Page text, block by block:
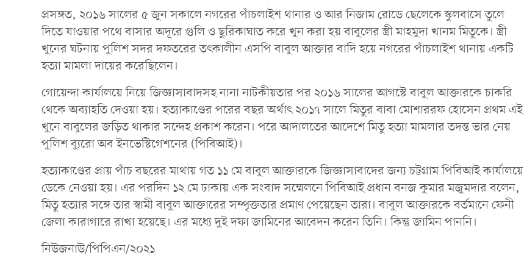
প্রসঙ্গত, ২০১৬ সালের ৫ জুন সকালে নগরের পাঁচলাইশ থানার ও আর নিজাম রোডে ছেলেকে স্কুলবাসে তুলে
দিতে যাওয়ার পথে বাসার অদূরে গুলি ও ছুরিকাঘাত করে খুন করা হয় বাবুলের স্ত্রী মাহমুদা খানম মিতুকে। স্ত্রী
খুনের ঘটনায় পুলিশ সদর দফতরের তৎকালীন এসপি বাবুল আক্তার বাদি হয়ে নগরের পাঁচলাইশ থানায় একটি
হত্যা মামলা দায়ের করেছিলেন।
গোয়েন্দা কার্যালয়ে নিয়ে জিজ্ঞাসাবাদসহ নানা নাটকীয়তার পর ২০১৬ সালের আগস্টে বাবুল আক্তারকে চাকরি
থেকে অব্যাহতি দেওয়া হয়। হত্যাকাণ্ডের পরের বছর অর্থাৎ ২০১৭ সালে মিতুর বাবা মোশাররফ হোসেন প্রথম এই
খুনে বাবুলের জড়িত থাকার সন্দেহ প্রকাশ করেন। পরে আদালতের আদেশে মিতু হত্যা মামলার তদন্ত ভার নেয়
পুলিশ ব্যুরো অব ইনভেস্টিগেশনের (পিবিআই)।
হত্যাকাণ্ডের প্রায় পাঁচ বছরের মাথায় গত ১১ মে বাবুল আক্তারকে জিজ্ঞাসাবাদের জন্য চট্টগ্রাম পিবিআই কার্যালয়ে
ডেকে নেওয়া হয়। এর পরদিন ১২ মে ঢাকায় এক সংবাদ সম্মেলনে পিবিআই প্রধান বনজ কুমার মজুমদার বলেন,
মিতু হত্যার সঙ্গে তার স্বামী বাবুল আক্তারের সম্পৃক্ততার প্রমাণ পেয়েছেন তারা। বাবুল আক্তারকে বর্তমানে ফেনী
জেলা কারাগারে রাখা হয়েছে। এর মধ্যে দুই দফা জামিনের আবেদন করেন তিনি। কিন্তু জামিন পাননি।
নিউজনাউ/পিপিএন/২০২১